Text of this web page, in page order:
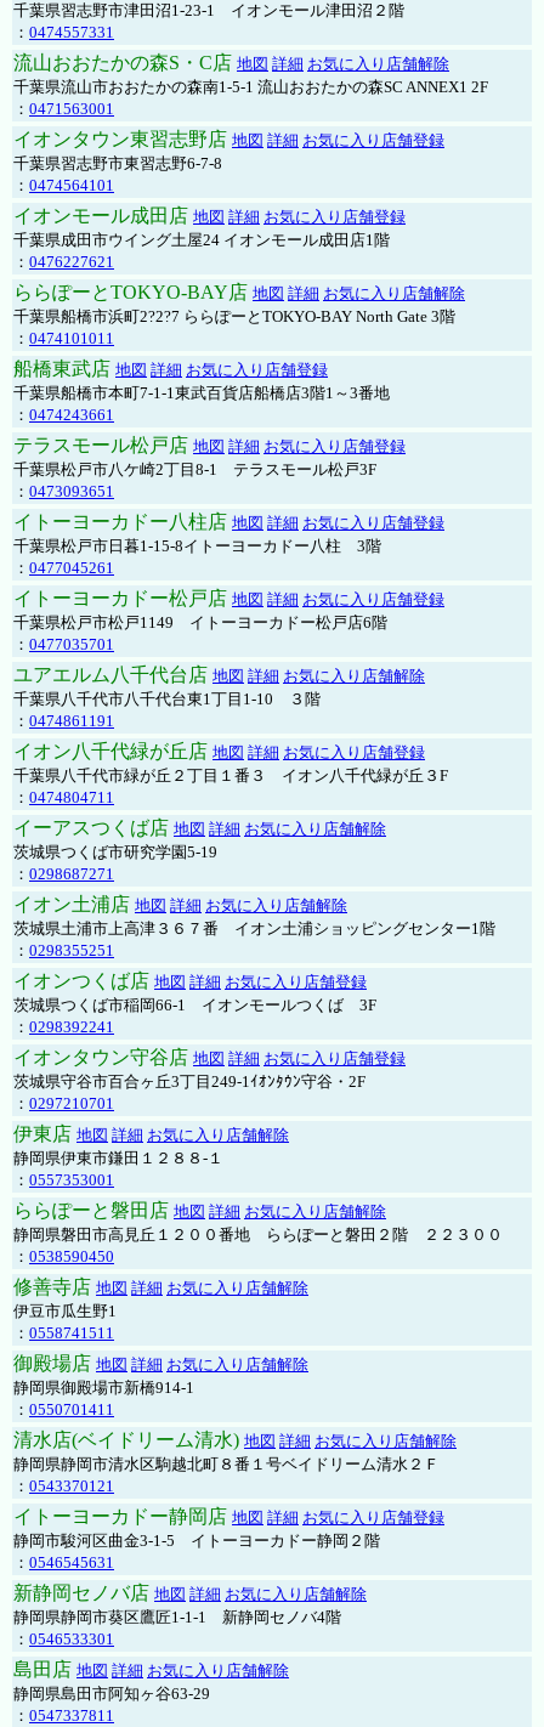
千葉県習志野市津田沼1-23-1 イオンモール津田沼２階
： 0474557331
流山おおたかの森S・C店 地図 詳細 お気に入り店舗解除
千葉県流山市おおたかの森南1-5-1 流山おおたかの森SC ANNEX1 2F
： 0471563001
イオンタウン東習志野店 地図 詳細 お気に入り店舗登録
千葉県習志野市東習志野6-7-8
： 0474564101
イオンモール成田店 地図 詳細 お気に入り店舗登録
千葉県成田市ウイング土屋24 イオンモール成田店1階
： 0476227621
ららぽーとTOKYO-BAY店 地図 詳細 お気に入り店舗解除
千葉県船橋市浜町2?2?7 ららぽーとTOKYO-BAY North Gate 3階
： 0474101011
船橋東武店 地図 詳細 お気に入り店舗登録
千葉県船橋市本町7-1-1東武百貨店船橋店3階1～3番地
： 0474243661
テラスモール松戸店 地図 詳細 お気に入り店舗登録
千葉県松戸市八ケ崎2丁目8-1 テラスモール松戸3F
： 0473093651
イトーヨーカドー八柱店 地図 詳細 お気に入り店舗登録
千葉県松戸市日暮1-15-8イトーヨーカドー八柱 3階
： 0477045261
イトーヨーカドー松戸店 地図 詳細 お気に入り店舗登録
千葉県松戸市松戸1149 イトーヨーカドー松戸店6階
： 0477035701
ユアエルム八千代台店 地図 詳細 お気に入り店舗解除
千葉県八千代市八千代台東1丁目1-10 ３階
： 0474861191
イオン八千代緑が丘店 地図 詳細 お気に入り店舗登録
千葉県八千代市緑が丘２丁目１番３ イオン八千代緑が丘３F
： 0474804711
イーアスつくば店 地図 詳細 お気に入り店舗解除
茨城県つくば市研究学園5-19
： 0298687271
イオン土浦店 地図 詳細 お気に入り店舗解除
茨城県土浦市上高津３６７番 イオン土浦ショッピングセンター1階
： 0298355251
イオンつくば店 地図 詳細 お気に入り店舗登録
茨城県つくば市稲岡66-1 イオンモールつくば 3F
： 0298392241
イオンタウン守谷店 地図 詳細 お気に入り店舗登録
茨城県守谷市百合ヶ丘3丁目249-1ｲｵﾝﾀｳﾝ守谷・2F
： 0297210701
伊東店 地図 詳細 お気に入り店舗解除
静岡県伊東市鎌田１２８８-１
： 0557353001
ららぽーと磐田店 地図 詳細 お気に入り店舗解除
静岡県磐田市高見丘１２００番地 ららぽーと磐田２階 ２２３００
： 0538590450
修善寺店 地図 詳細 お気に入り店舗解除
伊豆市瓜生野1
： 0558741511
御殿場店 地図 詳細 お気に入り店舗解除
静岡県御殿場市新橋914-1
： 0550701411
清水店(ベイドリーム清水) 地図 詳細 お気に入り店舗解除
静岡県静岡市清水区駒越北町８番１号ベイドリーム清水２Ｆ
： 0543370121
イトーヨーカドー静岡店 地図 詳細 お気に入り店舗登録
静岡市駿河区曲金3-1-5 イトーヨーカドー静岡２階
： 0546545631
新静岡セノバ店 地図 詳細 お気に入り店舗解除
静岡県静岡市葵区鷹匠1-1-1 新静岡セノバ4階
： 0546533301
島田店 地図 詳細 お気に入り店舗解除
静岡県島田市阿知ヶ谷63-29
： 0547337811